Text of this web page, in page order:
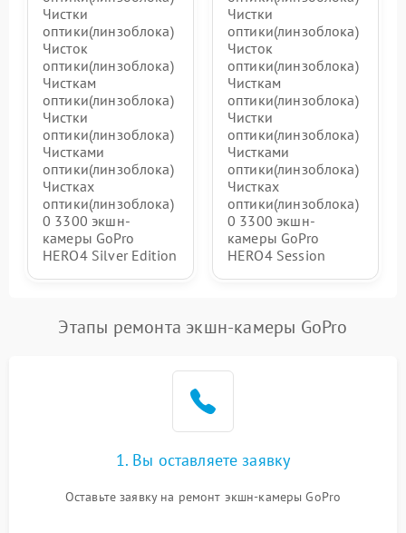
Чистки
оптики(линзоблока)
Чисток
оптики(линзоблока)
Чисткам
оптики(линзоблока)
Чистки
оптики(линзоблока)
Чистками
оптики(линзоблока)
Чистках
оптики(линзоблока)
0 3300 экшн-
камеры GoPro
HERO4 Silver Edition
Чистки
оптики(линзоблока)
Чисток
оптики(линзоблока)
Чисткам
оптики(линзоблока)
Чистки
оптики(линзоблока)
Чистками
оптики(линзоблока)
Чистках
оптики(линзоблока)
0 3300 экшн-
камеры GoPro
HERO4 Session
Этапы ремонта экшн-камеры GoPro
1. Вы оставляете заявку
Оставьте заявку на ремонт экшн-камеры GoPro